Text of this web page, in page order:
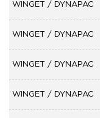
WINGET / DYNAPAC
WINGET / DYNAPAC
WINGET / DYNAPAC
WINGET / DYNAPAC